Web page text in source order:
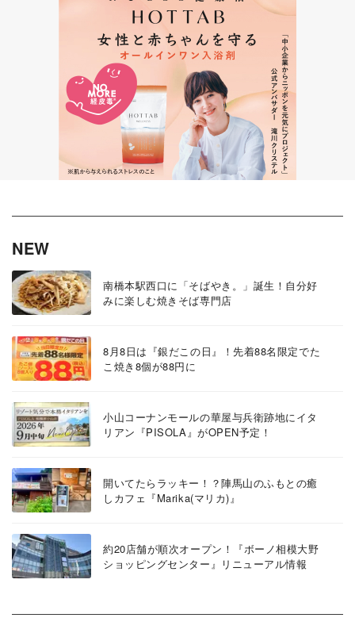
NEW
南橋本駅西口に「そばやき。」誕生！自分好
みに楽しむ焼きそば専門店
8月8日は『銀だこの日』！先着88名限定でた
こ焼き8個が88円に
小山コーナンモールの華屋与兵衛跡地にイタ
リアン『PISOLA』がOPEN予定！
開いてたらラッキー！？陣馬山のふもとの癒
しカフェ『Marika(マリカ)』
約20店舗が順次オープン！『ボーノ相模大野
ショッピングセンター』リニューアル情報